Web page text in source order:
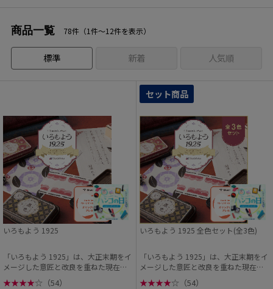
商品一覧 78件（1件〜12件を表示）
標準 新着 人気順
いろもよう 1925
「いろもよう 1925」は、大正末期をイ
メージした意匠と改良を重ねた現在の
なつ印性能を両...
★★★★☆ （54）
セット商品
いろもよう 1925 全色セット(全3色)
「いろもよう 1925」は、大正末期をイ
メージした意匠と改良を重ねた現在の
なつ印性能を両...
★★★★☆ （54）